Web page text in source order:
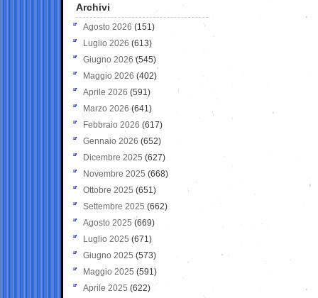
Archivi
Agosto 2026 (151)
Luglio 2026 (613)
Giugno 2026 (545)
Maggio 2026 (402)
Aprile 2026 (591)
Marzo 2026 (641)
Febbraio 2026 (617)
Gennaio 2026 (652)
Dicembre 2025 (627)
Novembre 2025 (668)
Ottobre 2025 (651)
Settembre 2025 (662)
Agosto 2025 (669)
Luglio 2025 (671)
Giugno 2025 (573)
Maggio 2025 (591)
Aprile 2025 (622)